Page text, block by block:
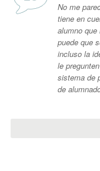
No me
tiene en
alumno
puede que
incluso la
le
sistema de
de